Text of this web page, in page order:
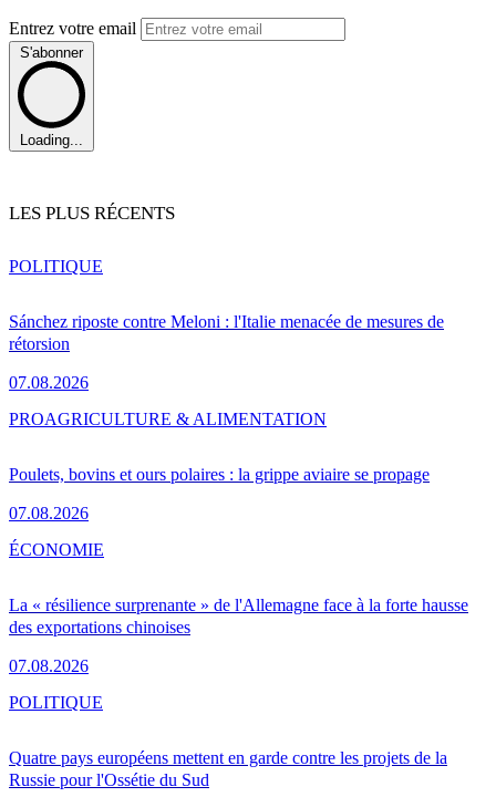
Entrez votre email
S'abonner
Loading...
LES PLUS RÉCENTS
Sánchez riposte contre Meloni : l'Italie menacée de mesures de
rétorsion
07.08.2026
POLITIQUE
Poulets, bovins et ours polaires : la grippe aviaire se propage
07.08.2026
PROAGRICULTURE & ALIMENTATION
La « résilience surprenante » de l'Allemagne face à la forte hausse
des exportations chinoises
07.08.2026
ÉCONOMIE
Quatre pays européens mettent en garde contre les projets de la
Russie pour l'Ossétie du Sud
POLITIQUE